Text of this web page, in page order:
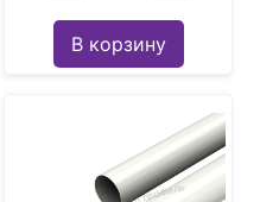
В корзину